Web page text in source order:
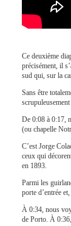
Ce deuxième
précisément, il
sud qui, sur la
Sans être
De 0:08 à 0:17,
(ou chapelle
C’est Jorge
ceux qui
en 1893.
Parmi les
porte d’entrée
À 0:34, nous
de Porto. À